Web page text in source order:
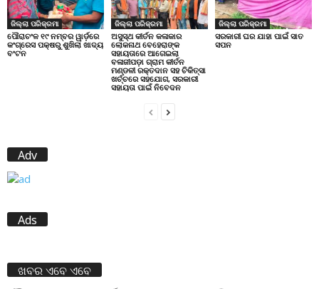
ଜିଲ୍ଲା ପରିକ୍ରମା
ପୌରାଚଂଳ ୧୯ ନମ୍ବର ୱାର୍ଡ଼ରେ
କଂଗ୍ରେସ ପକ୍ଷରୁ ଶୁଖିଲା ଖାଦ୍ୟ
ବଂଟନ
ଜିଲ୍ଲା ପରିକ୍ରମା
ଅସୁସ୍ଥ କୀର୍ତନ କଳାକାର
ଲୋକନାଥ ବେହେରାଙ୍କ
ସହାୟତାରେ ଆଗେଇଲା
ବଳାଜୀପଡ଼ା ଗ୍ରାମ କୀର୍ତନ
ମଣ୍ଡଳୀ ରକ୍ତଦାନ ସହ ଚିକିତ୍ସା
ଖର୍ଚ୍ଚରେ ସହଯୋଗ, ସରକାରୀ
ସହାୟତା ପାଇଁ ନିବେଦନ
ଜିଲ୍ଲା ପରିକ୍ରମା
ସରକାରୀ ଘର ଯାହା ପାଇଁ ସାତ
ସପନ
Adv
Ads
ଖବର ଏବେ ଏବେ